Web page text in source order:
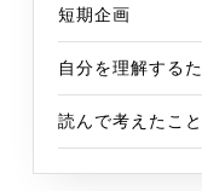
短期企画
自分を理解する
読んで考えたこと